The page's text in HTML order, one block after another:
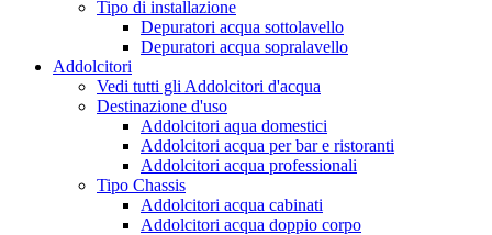
Tipo di installazione
Depuratori acqua sottolavello
Depuratori acqua sopralavello
Addolcitori
Vedi tutti gli Addolcitori d'acqua
Destinazione d'uso
Addolcitori aqua domestici
Addolcitori acqua per bar e ristoranti
Addolcitori acqua professionali
Tipo Chassis
Addolcitori acqua cabinati
Addolcitori acqua doppio corpo